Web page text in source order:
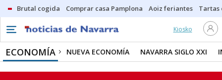
Brutal cogida Comprar casa Pamplona Aoiz feriantes Tartas
Kiosko
ECONOMÍA NUEVA ECONOMÍA NAVARRA SIGLO XXI